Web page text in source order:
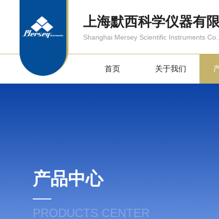
上海默西科学仪器有
Shanghai Mersey Scientific Instruments
首页 关于我们
产品中心
PRODUCTS CENTER